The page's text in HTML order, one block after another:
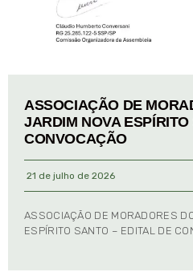
ASSOCIAÇÃO DE
JARDIM NOVA
CONVOCAÇÃO
21 de julho de 2026
ASSOCIAÇÃO DE MORADORES
ESPÍRITO SANTO – EDITAL DE